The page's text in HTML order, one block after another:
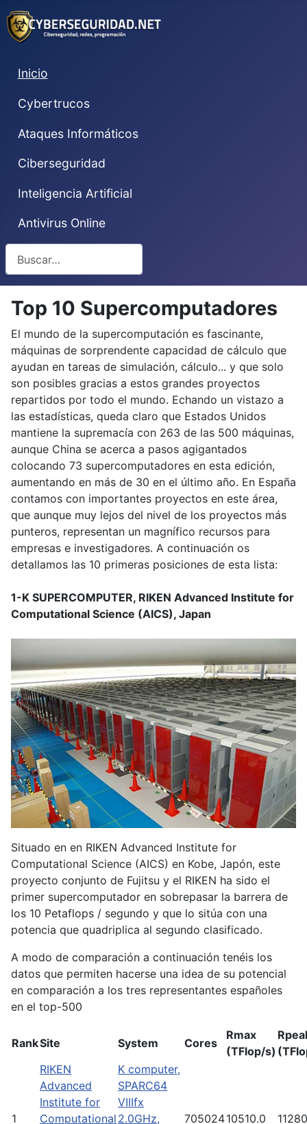
Inicio
Cybertrucos
Ataques Informáticos
Ciberseguridad
Inteligencia Artificial
Antivirus Online
Top 10 Supercomputadores
El mundo de la supercomputación es fascinante,
máquinas de sorprendente capacidad de cálculo que
ayudan en tareas de simulación, cálculo... y que solo
son posibles gracias a estos grandes proyectos
repartidos por todo el mundo. Echando un vistazo a
las estadísticas, queda claro que Estados Unidos
mantiene la supremacía con 263 de las 500 máquinas,
aunque China se acerca a pasos agigantados
colocando 73 supercomputadores en esta edición,
aumentando en más de 30 en el último año. En España
contamos con importantes proyectos en este área,
que aunque muy lejos del nivel de los proyectos más
punteros, representan un magnífico recursos para
empresas e investigadores. A continuación os
detallamos las 10 primeras posiciones de esta lista:
1-K SUPERCOMPUTER, RIKEN Advanced Institute for
Computational Science (AICS), Japan
Situado en en RIKEN Advanced Institute for
Computational Science (AICS) en Kobe, Japón, este
proyecto conjunto de Fujitsu y el RIKEN ha sido el
primer supercomputador en sobrepasar la barrera de
los 10 Petaflops / segundo y que lo sitúa con una
potencia que quadriplica al segundo clasificado.
A modo de comparación a continuación tenéis los
datos que permiten hacerse una idea de su potencial
en comparación a los tres representantes españoles
en el top-500
RankSite System Cores
Rmax
(TFlop/s)
1
RIKEN
Advanced
Institute for
Computational
K computer,
SPARC64
VIIIfx
2.0GHz,
70502410510.0